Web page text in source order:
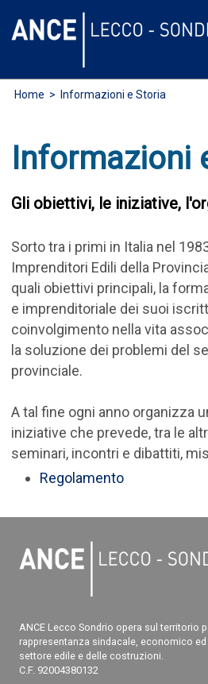
Home > Informazioni e Storia
Informazioni
Gli obiettivi, le iniziative,
Sorto tra i primi in Italia nel
Imprenditori Edili della
quali obiettivi principali, la
e imprenditoriale dei suoi
coinvolgimento nella vita
la soluzione dei problemi del
provinciale.
A tal fine ogni anno organizza
iniziative che prevede, tra le
seminari, incontri e dibattiti,
Regolamento
ANCE Lecco Sondrio opera sul territorio
rappresentanza sindacale, economico
settore edile e delle costruzioni.
C.F. 92004380132